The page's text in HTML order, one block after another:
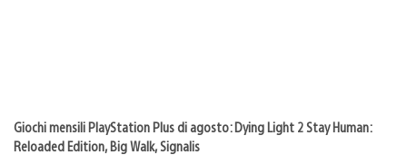
Giochi mensili PlayStation Plus di agosto: Dying Light 2 Stay Human:
Reloaded Edition, Big Walk, Signalis